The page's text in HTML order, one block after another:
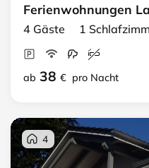
4 Gäste 1
ab 38 € pro Nacht
4